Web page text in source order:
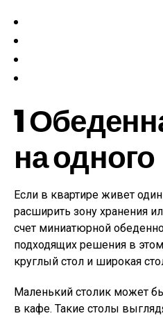
1
на одного
Если в квартире живет
расширить зону хранения
счет миниатюрной
подходящих решения в
круглый стол и широкая
Маленький столик может
в кафе. Такие столы